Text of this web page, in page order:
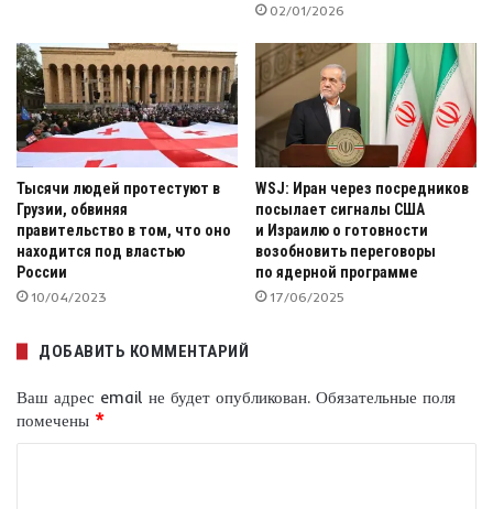
02/01/2026
Тысячи людей протестуют в
Грузии, обвиняя
правительство в том, что оно
находится под властью
России
10/04/2023
WSJ: Иран через посредников
посылает сигналы США
и Израилю о готовности
возобновить переговоры
по ядерной программе
17/06/2025
ДОБАВИТЬ КОММЕНТАРИЙ
Ваш адрес email не будет опубликован. Обязательные поля
помечены *